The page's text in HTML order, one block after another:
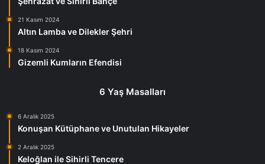
21 Kasım 2024
Altın Lamba ve Dilekler Şehri
18 Kasım 2024
Gizemli Kumların Efendisi
6 Yaş Masalları
6 Aralık 2025
Konuşan Kütüphane ve Unutulan Hikayeler
2 Aralık 2025
Keloğlan ile Sihirli Tencere